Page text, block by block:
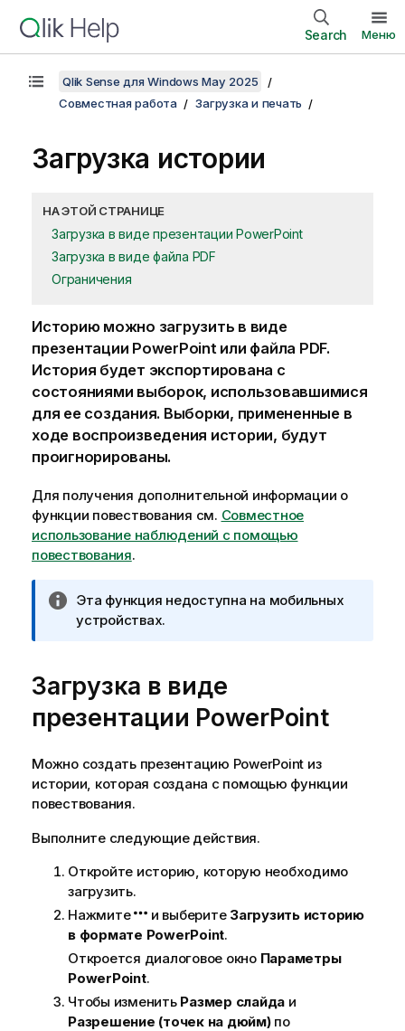
Search Меню
Qlik Sense для Windows May 2025
Совместная работа
Загрузка и печать
Загрузка истории
НА ЭТОЙ СТРАНИЦЕ
Загрузка в виде презентации PowerPoint
Загрузка в виде файла PDF
Ограничения
Историю можно загрузить в виде
презентации PowerPointили файла PDF.
История будет экспортирована с
состояниями выборок, использовавшимися
для ее создания. Выборки, примененные в
ходе воспроизведения истории, будут
проигнорированы.
Для получения дополнительной информации о
функции повествования см. Совместное
использование наблюдений с помощью
повествования.
П
р
е
ч
а
и
е
к
н
о
р
м
а
ц
и
и
Эта функция недоступна на мобильных
устройствах.
Загрузка в виде
презентации PowerPoint
Можно создать презентацию PowerPoint из
истории, которая создана с помощью функции
повествования.
Выполните следующие действия.
Откройте историю, которую необходимо
загрузить.
Нажмите
и выберите Загрузить историю
в формате PowerPoint.
Откроется диалоговое окно Параметры
PowerPoint.
Чтобы изменить Размер слайда и
Разрешение (точек на дюйм)по